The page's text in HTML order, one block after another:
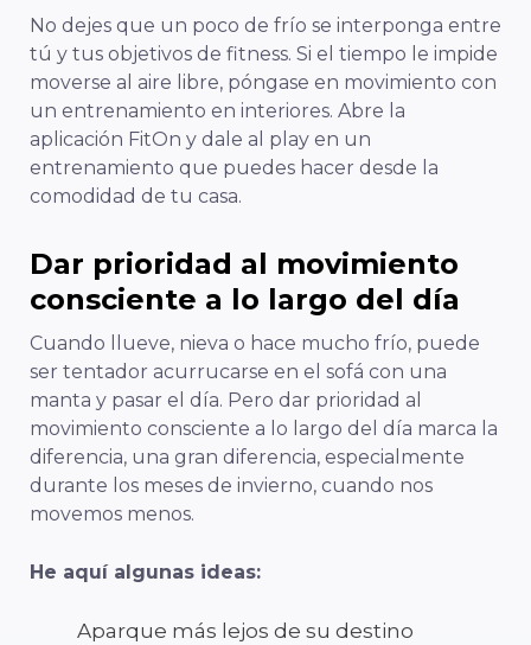
No dejes que un poco de frío se interponga entre
tú y tus objetivos de fitness. Si el tiempo le impide
moverse al aire libre, póngase en movimiento con
un entrenamiento en interiores. Abre la
aplicación FitOn y dale al play en un
entrenamiento que puedes hacer desde la
comodidad de tu casa.
Dar prioridad al movimiento
consciente a lo largo del día
Cuando llueve, nieva o hace mucho frío, puede
ser tentador acurrucarse en el sofá con una
manta y pasar el día. Pero dar prioridad al
movimiento consciente a lo largo del día marca la
diferencia, una gran diferencia, especialmente
durante los meses de invierno, cuando nos
movemos menos.
He aquí algunas ideas:
Aparque más lejos de su destino